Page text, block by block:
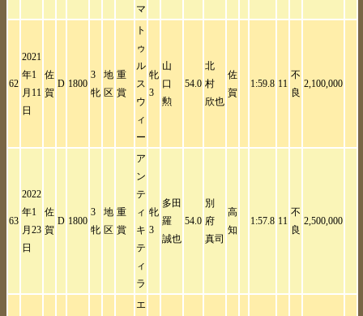
マ
62
2021
年1
月11
日
佐
賀
D 1800
3
牝
地
区
重
賞
ト
ゥ
ル
ス
ウ
ィ
ー
牝
3
山
口
勲
54.0
北
村
欣也
佐
賀
1:59.8 11
不
良
2,100,000
63
2022
年1
月23
日
佐
賀
D 1800
3
牝
地
区
重
賞
ア
ン
テ
ィ
キ
テ
ィ
ラ
牝
3
多田
羅
誠也
54.0
別
府
真司
高
知
1:57.8 11
不
良
2,500,000
エ